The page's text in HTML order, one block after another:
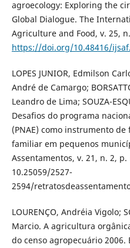
agroecology: Exploring the
Global Dialogue. The
Agriculture and Food, v. 25,
https://doi.org/10.48416/
LOPES JUNIOR, Edmilson
André de Camargo;
Leandro de Lima; SOUZA-
Desafios do programa
(PNAE) como instrumento
familiar em pequenos
Assentamentos, v. 21, n. 2, p.
10.25059/2527-
2594/
LOURENÇO, Andréia Vigolo;
Marcio. A agricultura
do censo agropecuário 2006.